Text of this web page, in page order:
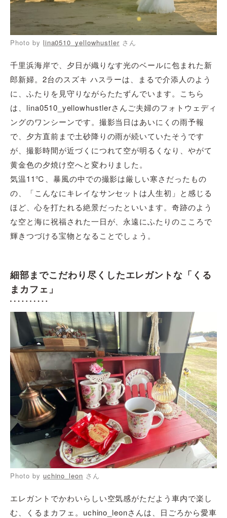
Photo by lina0510_yellowhustlerさん
千里浜海岸で、夕日が織りなす光のベールに包まれた新
郎新婦。2台のスズキ ハスラーは、まるで介添人のよう
に、ふたりを見守りながらたたずんでいます。こちら
は、lina0510_yellowhustlerさんご夫婦のフォトウェディ
ングのワンシーンです。撮影当日はあいにくの雨予報
で、夕方直前まで土砂降りの雨が続いていたそうです
が、撮影時間が近づくにつれて空が明るくなり、やがて
黄金色の夕焼け空へと変わりました。
気温11℃、暴風の中での撮影は厳しい寒さだったもの
の、「こんなにキレイなサンセットは人生初」と感じる
ほど、心を打たれる絶景だったといいます。奇跡のよう
な空と海に祝福された一日が、永遠にふたりのこころで
輝きつづける宝物となることでしょう。
細部までこだわり尽くしたエレガントな「くる
まカフェ」
Photo by uchino_leon さん
エレガントでかわいらしい空気感がただよう車内で楽し
む、くるまカフェ。uchino_leonさんは、日ごろから愛車